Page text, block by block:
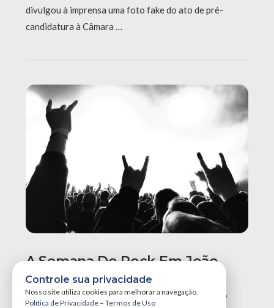
divulgou à imprensa uma foto fake do ato de pré-
candidatura à Câmara …
A Semana Do Rock Em João
Pessoa Promete Um Dos
Maiores Finais De Semana Do
Controle sua privacidade
Nosso site utiliza cookies para melhorar a navegação.
Política de Privacidade – Termos de Uso